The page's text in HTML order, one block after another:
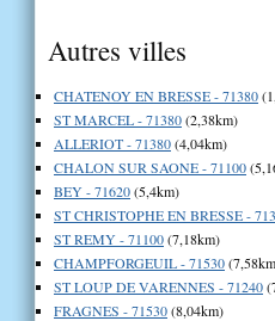
Autres villes
CHATENOY EN BRESSE - 71380
ST MARCEL - 71380(2,38km)
ALLERIOT - 71380(4,04km)
CHALON SUR SAONE - 71100
BEY - 71620(5,4km)
ST CHRISTOPHE EN BRESSE -
ST REMY - 71100(7,18km)
CHAMPFORGEUIL - 71530
ST LOUP DE VARENNES - 71240
FRAGNES - 71530(8,04km)